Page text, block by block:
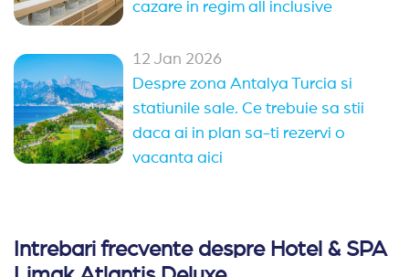
cazare in regim all inclusive
12 Jan 2026
Despre zona Antalya Turcia si
statiunile sale. Ce trebuie sa stii
daca ai in plan sa-ti rezervi o
vacanta aici
Intrebari frecvente despre Hotel & SPA